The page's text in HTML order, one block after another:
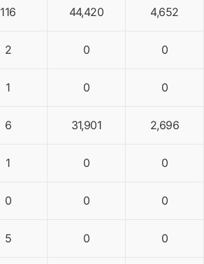
116 44,420 4,652
2 0 0
1 0 0
6 31,901 2,696
1 0 0
0 0 0
5 0 0